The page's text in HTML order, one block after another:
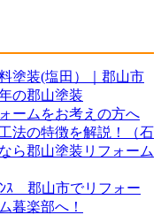
塗装(塩田）｜郡山市
の郡山塗装
ームをお考えの方へ
法の特徴を解説！（石
ら郡山塗装リフォーム
ﾝｽ 郡山市でリフォー
暮楽部へ！